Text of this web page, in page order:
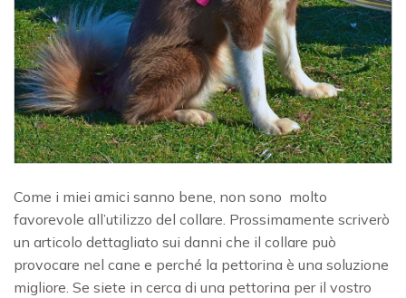
Come i miei amici sanno bene, non sono molto
favorevole all’utilizzo del collare. Prossimamente scriverò
un articolo dettagliato sui danni che il collare può
provocare nel cane e perché la pettorina è una soluzione
migliore. Se siete in cerca di una pettorina per il vostro